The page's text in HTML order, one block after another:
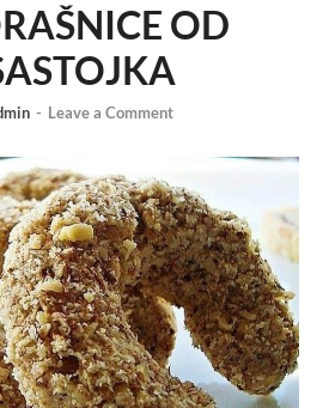
OD
- Leave a Comment